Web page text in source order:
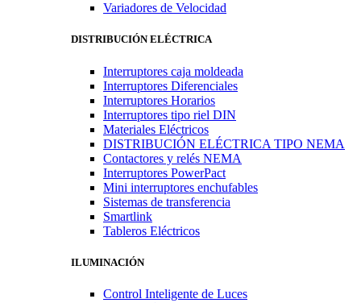
Variadores de Velocidad
DISTRIBUCIÓN ELÉCTRICA
Interruptores caja moldeada
Interruptores Diferenciales
Interruptores Horarios
Interruptores tipo riel DIN
Materiales Eléctricos
DISTRIBUCIÓN ELÉCTRICA TIPO NEMA
Contactores y relés NEMA
Interruptores PowerPact
Mini interruptores enchufables
Sistemas de transferencia
Smartlink
Tableros Eléctricos
ILUMINACIÓN
Control Inteligente de Luces